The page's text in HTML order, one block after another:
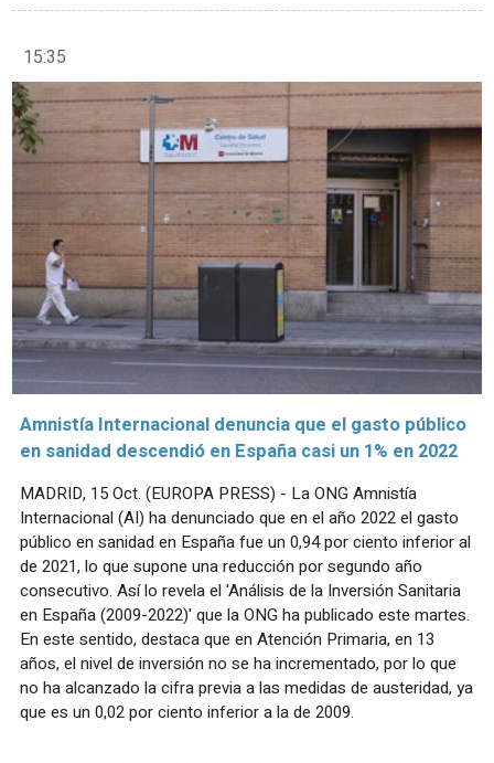
15:35
Amnistía Internacional denuncia que el gasto público
en sanidad descendió en España casi un 1% en 2022
MADRID, 15 Oct. (EUROPA PRESS) - La ONG Amnistía
Internacional (AI) ha denunciado que en el año 2022 el gasto
público en sanidad en España fue un 0,94 por ciento inferior al
de 2021, lo que supone una reducción por segundo año
consecutivo. Así lo revela el 'Análisis de la Inversión Sanitaria
en España (2009-2022)' que la ONG ha publicado este martes.
En este sentido, destaca que en Atención Primaria, en 13
años, el nivel de inversión no se ha incrementado, por lo que
no ha alcanzado la cifra previa a las medidas de austeridad, ya
que es un 0,02 por ciento inferior a la de 2009.